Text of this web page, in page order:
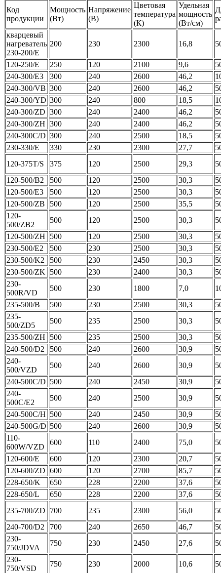
Код
продукции
Мощность
(Вт)
Напряжение
(В)
Цветовая
температура
(К)
Удельная
мощность
(Вт/см)
кварцевый
нагреватель
230-200/E
200 230 2300 16,8
120-250/E 250 120 2100 9,6
240-300/E3
300 240 2600 46,2
240-300/VB 300 240 2600 46,2
240-300/YD 300 240 800 18,5
240-300/ZD 300 240 2400 46,2
240-300/ZH 300 240 2400 46,2
240-300C/D 300 240 2500 18,5
230-330/E
330 230 2300 27,7
120-375T/S
375 120 2500 29,3
120-500/B2
500 120 2500 30,3
120-500/E3
500 120 2500 30,3
120-500/ZB
500 120 2500 35,5
120-
500/ZB2
500 120 2500 30,3
120-500/ZH
500 120 2500 30,3
230-500/E2
500 230 2500 30,3
230-500/K2
500 230 2450 30,3
230-500/ZK
500 230 2400 30,3
230-
500R/VD
500 230 1800 7,0
235-500/B
500 230 2500 30,3
235-
500/ZD5
500 235 2500 30,3
235-500/ZH
500 235 2500 30,3
240-500/D2
500 240 2600 30,9
240-
500/VZD
500 240 2600 30,9
240-500C/D 500 240 2450 30,9
240-
500C/E2
500 240 2500 30,9
240-500C/H 500 240 2450 30,9
240-500G/D 500 240 2600 30,9
110-
600W/VZD
600 110 2400 75,0
120-600/E
600 120 2300 20,7
120-600/ZD 600 120 2700 85,7
228-650/K
650 228 2200 37,6
228-650/L
650 228 2200 37,6
235-700/ZD
700 235 2300 56,0
240-700/D2
700 240 2650 46,7
230-
750/JDVA
750 230 2450 27,6
230-
750/VSD
750 230 2000 10,6